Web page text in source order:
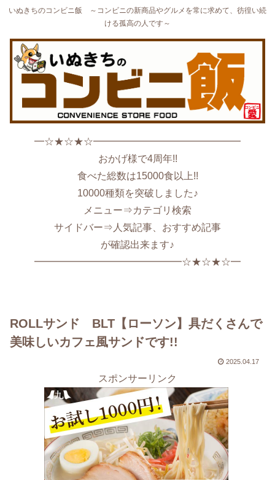
いぬきちのコンビニ飯 ～コンビニの新商品やグルメを常に求めて、彷徨い続
ける孤高の人です～
━☆★☆★☆━━━━━━━━━━━━━━━
おかげ様で4周年!!
食べた総数は15000食以上!!
10000種類を突破しました♪
メニュー⇒カテゴリ検索
サイドバー⇒人気記事、おすすめ記事
が確認出来ます♪
━━━━━━━━━━━━━━━☆★☆★☆━
ROLLサンド BLT【ローソン】具だくさんで
美味しいカフェ風サンドです!!
2025.04.17
スポンサーリンク